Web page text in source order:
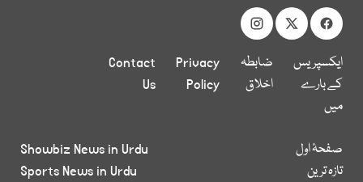
ایکسپریس
کے بارے
میں
ضابطہ
اخلاق
Privacy
Policy
Contact
Us
صفحۂ اول
تازہ ترین
Showbiz News in Urdu
Sports News in Urdu